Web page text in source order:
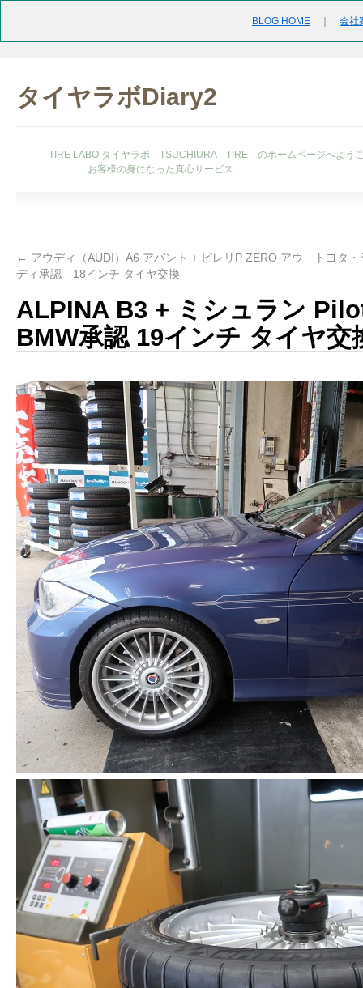
BLOG HOME 会社
タイヤラボDiary2
TIRE LABO タイヤラボ TSUCHIURA TIRE のホームページへよう
お客様の身になった真心サービス
← アウディ（AUDI）A6 アバント + ピレリP ZERO アウ
ディ承認 18インチ タイヤ交換
トヨタ
ALPINA B3 + ミシュラン
BMW承認 19インチ タイヤ交